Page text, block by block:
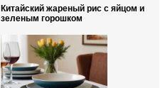
Китайский жареный рис с яйцом и
зеленым горошком